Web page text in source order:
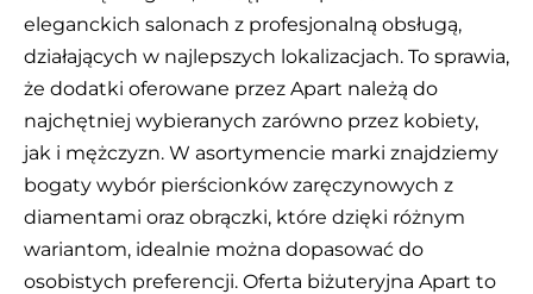
eleganckich salonach z profesjonalną obsługą,
działających w najlepszych lokalizacjach. To sprawia,
że dodatki oferowane przez Apart należą do
najchętniej wybieranych zarówno przez kobiety,
jak i mężczyzn. W asortymencie marki znajdziemy
bogaty wybór pierścionków zaręczynowych z
diamentami oraz obrączki, które dzięki różnym
wariantom, idealnie można dopasować do
osobistych preferencji. Oferta biżuteryjna Apart to